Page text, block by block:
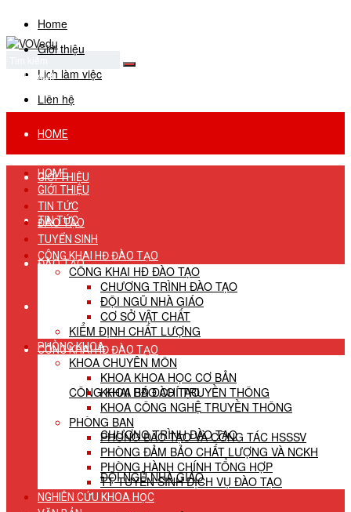
Home
Giới thiệu
Lịch làm việc
Liên hệ
No Result
View All Result
HOME
GIỚI THIỆU
TIN TỨC
ĐÀO TẠO
TUYỂN SINH
CÔNG KHAI HĐ ĐÀO TẠO
CÔNG KHAI HĐ ĐÀO TẠO
CHƯƠNG TRÌNH ĐÀO TẠO
ĐỘI NGŨ NHÀ GIÁO
HOME
GIỚI THIỆU
TIN TỨC
ĐÀO TẠO
TUYỂN SINH
CÔNG KHAI HĐ ĐÀO TẠO
CÔNG KHAI HĐ ĐÀO TẠO
CHƯƠNG TRÌNH ĐÀO TẠO
ĐỘI NGŨ NHÀ GIÁO
CƠ SỞ VẬT CHẤT
KIỂM ĐỊNH CHẤT LƯỢNG
PHÒNG KHOA
KHOA CHUYÊN MÔN
KHOA KHOA HỌC CƠ BẢN
KHOA BÁO CHÍ TRUYỀN THÔNG
KHOA CÔNG NGHỆ TRUYỀN THÔNG
PHÒNG BAN
PHÒNG ĐÀO TẠO VÀ CÔNG TÁC HSSSV
PHÒNG ĐẢM BẢO CHẤT LƯỢNG VÀ NCKH
PHÒNG HÀNH CHÍNH TỔNG HỢP
TT TUYỂN SINH DỊCH VỤ ĐÀO TẠO
NGHIÊN CỨU KHOA HỌC